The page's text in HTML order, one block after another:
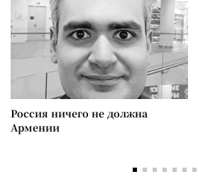
Россия ничего не должна
Армении